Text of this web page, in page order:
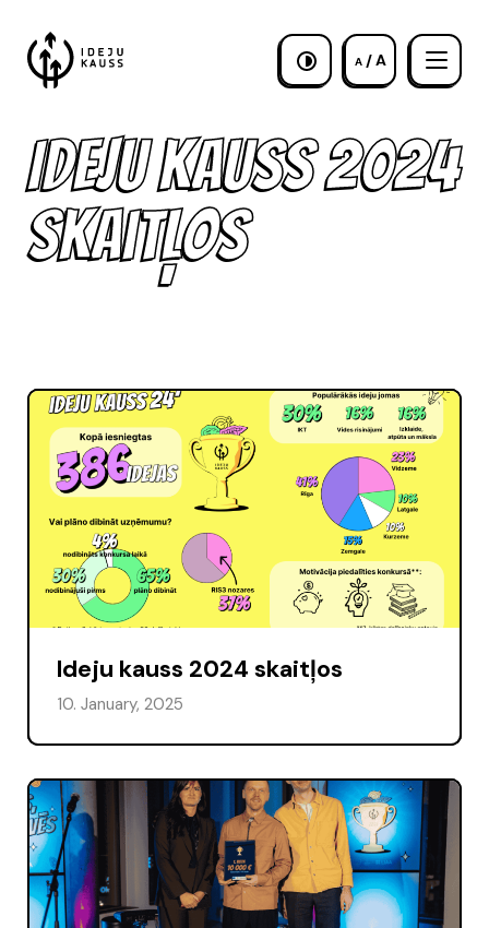
A/ A
Ideju kauss 2024
skaitļos
Ideju kauss 2024 skaitļos
10. January, 2025